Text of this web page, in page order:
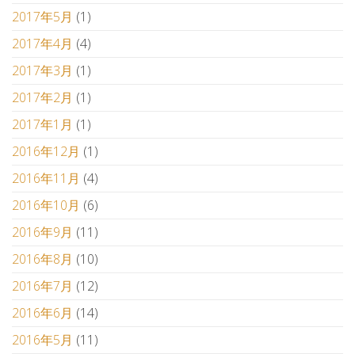
2017年5月 (1)
2017年4月 (4)
2017年3月 (1)
2017年2月 (1)
2017年1月 (1)
2016年12月 (1)
2016年11月 (4)
2016年10月 (6)
2016年9月 (11)
2016年8月 (10)
2016年7月 (12)
2016年6月 (14)
2016年5月 (11)